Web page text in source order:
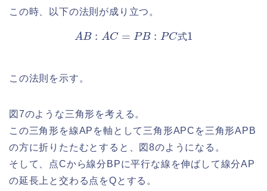
この時、以下の法則が成り立つ。
式
A B AC PB:PC式1
この法則を示す。
図7のような三角形を考える。
この三角形を線APを軸として三角形APCを三角形APB
の方に折りたたむとすると、図8のようになる。
そして、点Cから線分BPに平行な線を伸ばして線分AP
の延長上と交わる点をQとする。